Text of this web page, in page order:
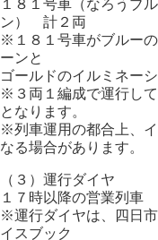
１８１号車（なろうブ
ン） 計２両
※１８１号車がブルー
ーンと
ゴールドのイルミネー
※３両１編成で運行し
となります。
※列車運用の都合上、
なる場合があります。
（３）運行ダイヤ
１７時以降の営業列車
※運行ダイヤは、四日
イスブック